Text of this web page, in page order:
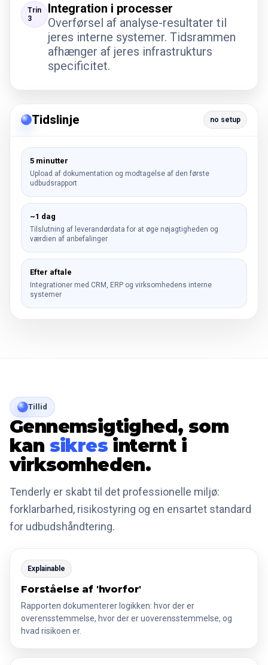
Trin
3
Integration i processer
Overførsel af analyse-resultater til
jeres interne systemer. Tidsrammen
afhænger af jeres infrastrukturs
specificitet.
Tidslinje no setup
5 minutter
Upload af dokumentation og modtagelse af den første
udbudsrapport
~1 dag
Tilslutning af leverandørdata for at øge nøjagtigheden og
værdien af anbefalinger
Efter aftale
Integrationer med CRM, ERP og virksomhedens interne
systemer
Tillid
Gennemsigtighed, som
kan sikres internt i
virksomheden.
Tenderly er skabt til det professionelle miljø:
forklarbarhed, risikostyring og en ensartet standard
for udbudshåndtering.
Explainable
Forståelse af 'hvorfor'
Rapporten dokumenterer logikken: hvor der er
overensstemmelse, hvor der er uoverensstemmelse, og
hvad risikoen er.